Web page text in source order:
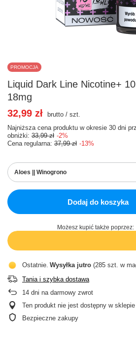
PROMOCJA
Liquid Dark Line Nicotine+
18mg
Aloes || Winogrono
32,99 zł brutto / szt.
Najniższa cena produktu w okresie 30 dni
obniżki: 33,99 zł -2%
Cena regularna: 37,99 zł -13%
Dodaj do koszyka
Możesz kupić także poprzez:
Ostatnie Wysyłka jutro (285 szt. w
Tania i szybka dostawa
14 dni na darmowy zwrot
Ten produkt nie jest dostępny w
Bezpieczne zakupy